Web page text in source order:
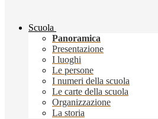
Scuola
Panoramica
Presentazione
I luoghi
Le persone
I numeri della scuola
Le carte della scuola
Organizzazione
La storia